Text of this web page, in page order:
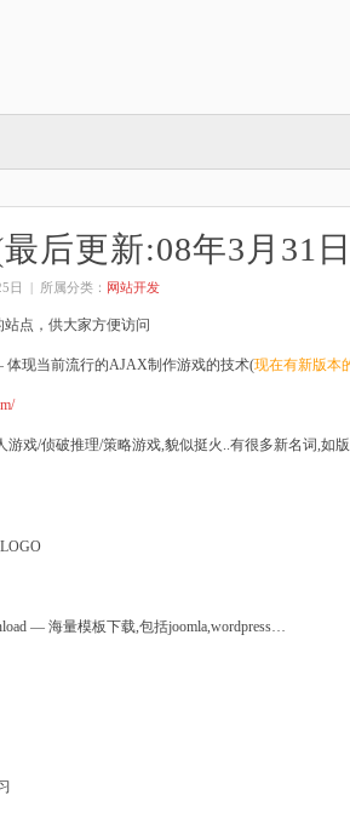
后更新:08年3月31
日 | 所属分类： 网站开发
点，供大家方便访问
现当前流行的AJAX制作游戏的技术(现在有新版本
戏/侦破推理/策略游戏,貌似挺火..有很多新名词,如
— 海量模板下载,包括joomla,wordpress…